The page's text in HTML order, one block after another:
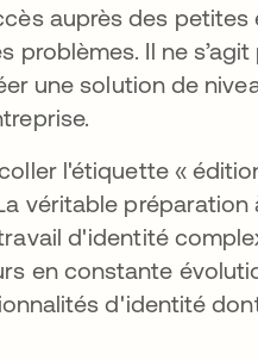
auprès des
problèmes. Il ne
une solution de
l'étiquette «
véritable
d'identité
en constante
d'identité